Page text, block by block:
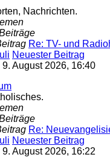
Nachrichten.
Re: TV- und
Neuester Beitrag
9. August 2026, 16:40
Re:
Neuester Beitrag
9. August 2026, 16:22